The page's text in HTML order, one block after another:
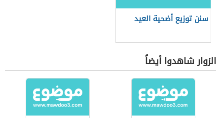
سنن توزيع أضحية العيد
الزوار شاهدوا أيضاً